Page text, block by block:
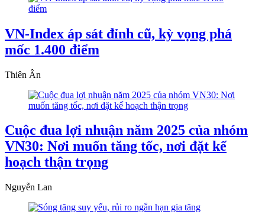
VN-Index áp sát đỉnh cũ, kỳ vọng phá
mốc 1.400 điểm
Thiên Ân
Cuộc đua lợi nhuận năm 2025 của nhóm
VN30: Nơi muốn tăng tốc, nơi đặt kế
hoạch thận trọng
Nguyễn Lan